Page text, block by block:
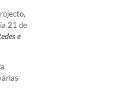
21 de
e